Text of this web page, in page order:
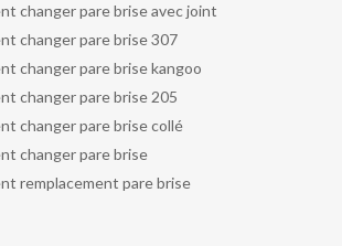
changer pare brise avec joint
changer pare brise 307
changer pare brise kangoo
changer pare brise 205
changer pare brise collé
changer pare brise
remplacement pare brise